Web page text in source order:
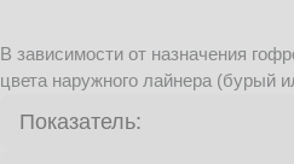
В зависимости от назначения
цвета наружного лайнера (бурый
Показатель: